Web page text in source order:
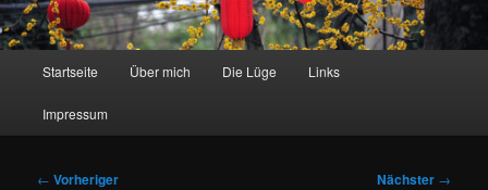
Startseite Über mich Die Lüge Links
Impressum
Beitragsnavigation
← Vorheriger Nächster →